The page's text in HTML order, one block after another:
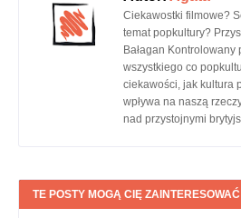
Ciekawostki filmowe?
temat popkultury?
Bałagan Kontrolowany
wszystkiego co
ciekawości, jak kultura
wpływa na naszą
nad przystojnymi
TE POSTY MOGĄ CIĘ ZAINTERESOWAĆ